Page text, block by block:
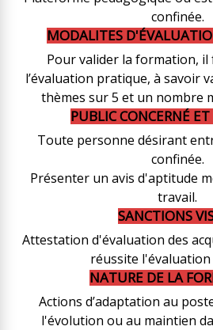
confinée.
MODALITES
Pour valider la formation,
l’évaluation pratique, à savoir
thèmes sur 5 et un nombre
PUBLIC CONCERNÉ
Toute personne désirant
confinée.
Présenter un avis d'aptitude
travail.
SANCTIONS
Attestation d'évaluation des
réussite
NATURE DE LA
Actions d’adaptation au
l'évolution ou au maintien